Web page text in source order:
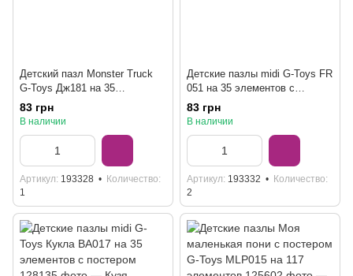
Детский пазл Monster Truck
G-Toys Дж181 на 35
элементов с постером
83 грн
В наличии
Артикул 193328
Количество
1
Детские пазлы midi G-Toys FR
051 на 35 элементов с
постером
83 грн
В наличии
Артикул 193332
Количество
2